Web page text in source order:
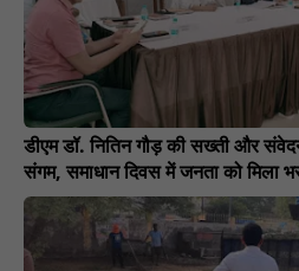
डीएम डॉ. नितिन गौड़ की सख्ती और
संगम, समाधान दिवस में जनता को मिला